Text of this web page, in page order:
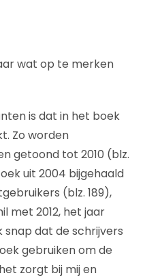
wat op te merken
is dat in het boek
Zo worden
getoond tot 2010 (blz.
uit 2004 bijgehaald
(blz. 189),
met 2012, het jaar
snap dat de schrijvers
gebruiken om de
zorgt bij mij en